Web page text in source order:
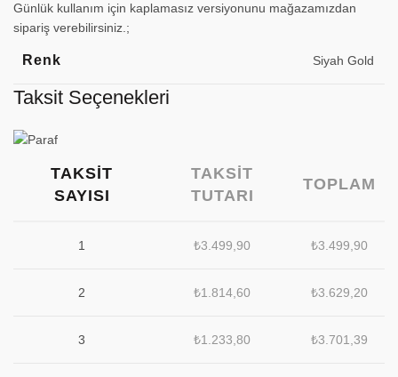
Günlük kullanım için kaplamasız versiyonunu mağazamızdan
sipariş verebilirsiniz.;
Renk Siyah Gold
Taksit Seçenekleri
TAKSIT
SAYISI
TAKSIT
TUTARI
TOPLAM
1 ₺3.499,90 ₺3.499,90
2 ₺1.814,60 ₺3.629,20
3 ₺1.233,80 ₺3.701,39